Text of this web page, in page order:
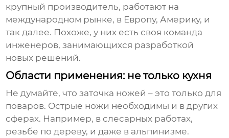
крупный производитель, работают на
международном рынке, в Европу, Америку, и
так далее. Похоже, у них есть своя команда
инженеров, занимающихся разработкой
новых решений.
Области применения: не только кухня
Не думайте, что заточка ножей – это только для
поваров. Острые ножи необходимы и в других
сферах. Например, в слесарных работах,
резьбе по дереву, и даже в альпинизме.